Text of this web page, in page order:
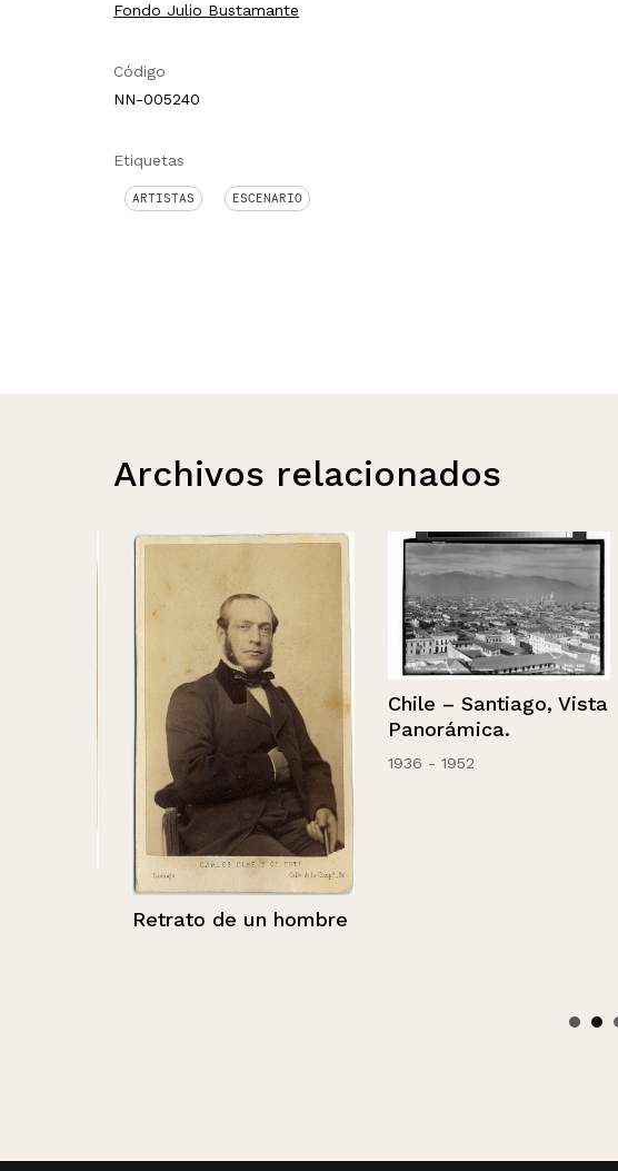
Fondo Julio Bustamante
Código
NN-005240
Etiquetas
ARTISTAS ESCENARIO
Archivos relacionados
Retrato de un hombre
Chile – Santiago, Vista
Panorámica.
1936 - 1952